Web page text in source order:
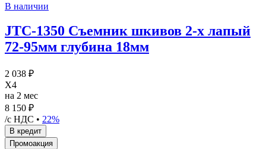
В наличии
JTC-1350 Съемник шкивов 2-х лапый
72-95мм глубина 18мм
2 038 ₽
X4
на 2 мес
8 150 ₽
/с НДС • 22%